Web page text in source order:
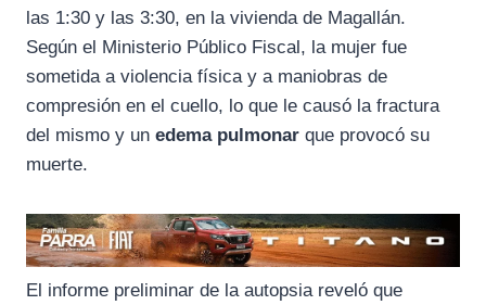
las 1:30 y las 3:30, en la vivienda de Magallán.
Según el Ministerio Público Fiscal, la mujer fue
sometida a violencia física y a maniobras de
compresión en el cuello, lo que le causó la fractura
del mismo y un edema pulmonar que provocó su
muerte.
El informe preliminar de la autopsia reveló que